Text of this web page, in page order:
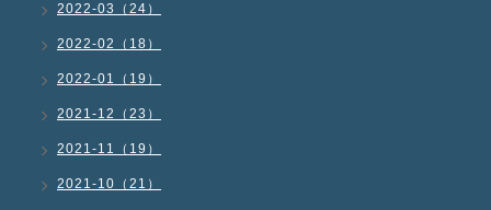
2022-03（24）
2022-02（18）
2022-01（19）
2021-12（23）
2021-11（19）
2021-10（21）